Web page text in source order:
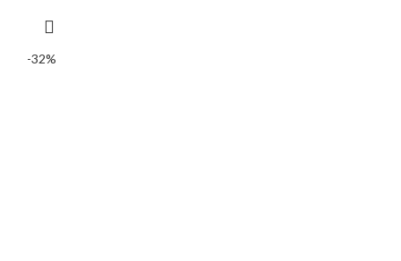
-32%